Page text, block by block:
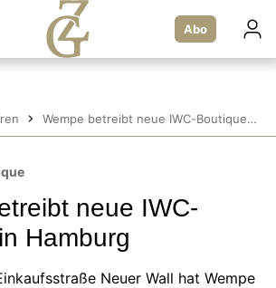
Abo
Wempe betreibt neue IWC-Boutique in Hamburg
neue IWC-
Hamburg
Neuer Wall hat Wempe